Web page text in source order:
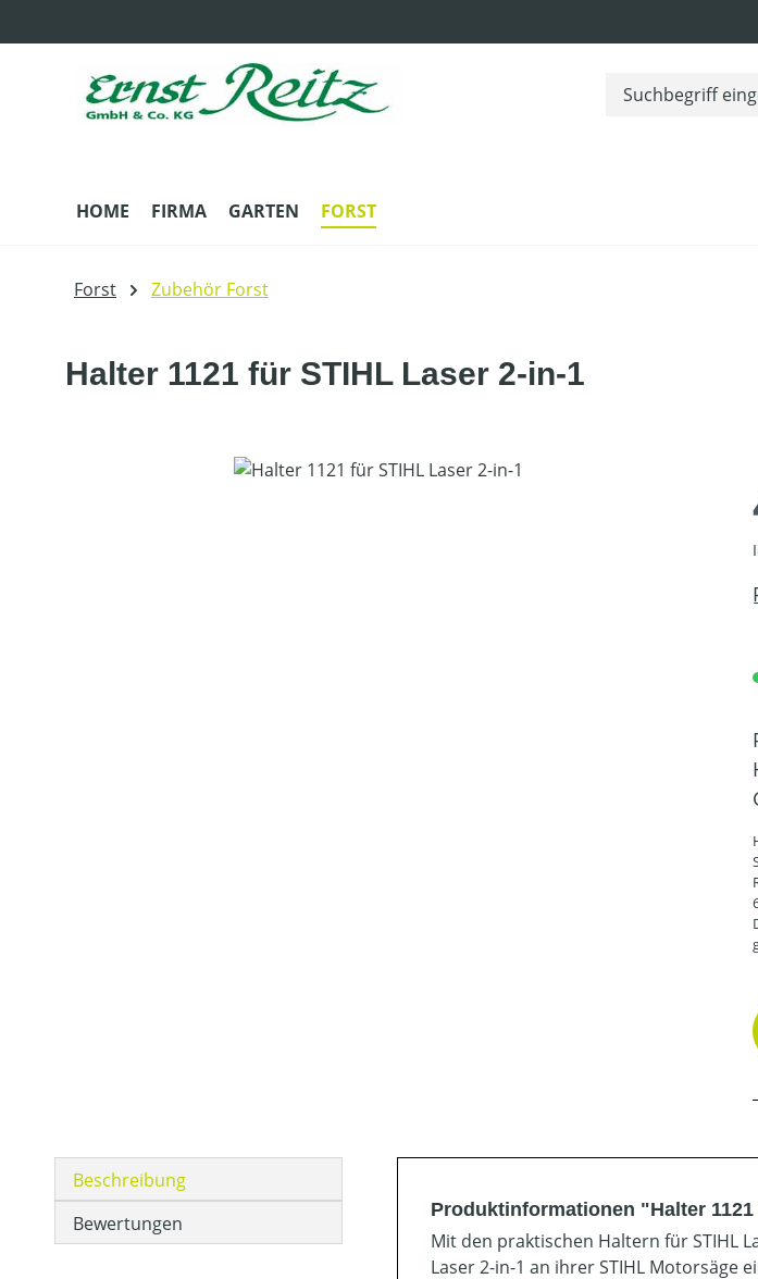
HOME FIRMA GARTEN FORST
Forst Zubehör Forst
Halter 1121 für STIHL Laser 2-in-1
Bildergalerie überspringen
Beschreibung
Bewertungen
Produktinformationen "Halter
Mit den praktischen Haltern für STIHL
Laser 2-in-1 an ihrer STIHL Motorsäge